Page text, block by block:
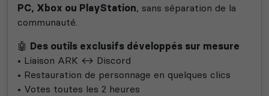
PC, Xbox ou PlayStation, sans séparation de la
communauté.
🤖 Des outils exclusifs développés sur mesure
• Liaison ARK ↔ Discord
• Restauration de personnage en quelques clics
• Votes toutes les 2 heures